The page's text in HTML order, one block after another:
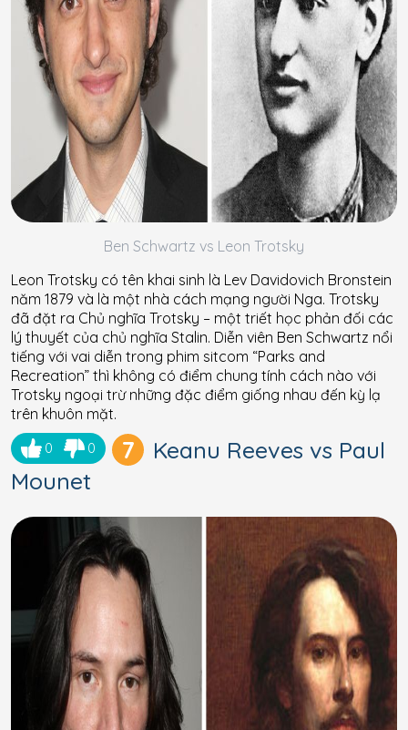
Ben Schwartz vs Leon Trotsky
Leon Trotsky có tên khai sinh là Lev Davidovich Bronstein
năm 1879 và là một nhà cách mạng người Nga. Trotsky
đã đặt ra Chủ nghĩa Trotsky – một triết học phản đối các
lý thuyết của chủ nghĩa Stalin. Diễn viên Ben Schwartz nổi
tiếng với vai diễn trong phim sitcom “Parks and
Recreation” thì không có điểm chung tính cách nào với
Trotsky ngoại trừ những đặc điểm giống nhau đến kỳ lạ
trên khuôn mặt.
0 0 7
Keanu Reeves vs Paul
Mounet